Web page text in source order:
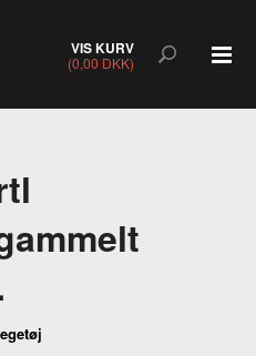
VIS KURV
(0,00 DKK)